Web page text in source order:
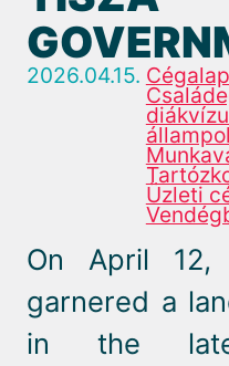
2026.04.15.
Üzleti
On April 12,
garnered a
in the